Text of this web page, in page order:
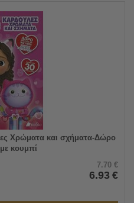
Χρώματα και σχήματα-Δώρο
κουμπί
7.70 €
6.93 €